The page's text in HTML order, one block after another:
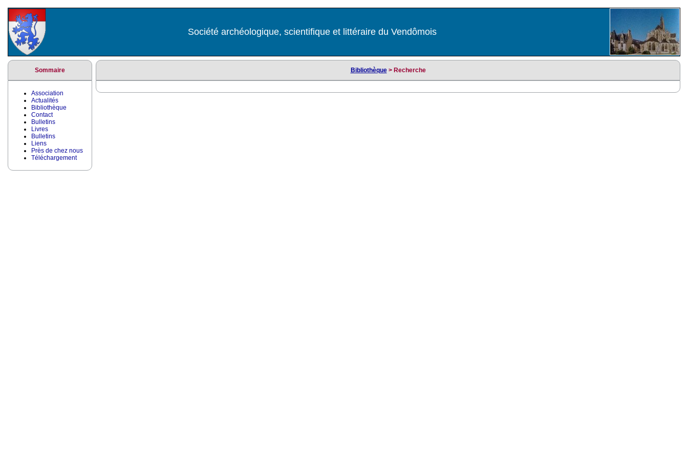
Société archéologique, scientifique et littéraire du Vendômois
Sommaire
Association
Actualités
Bibliothèque
Contact
Bulletins
Livres
Bulletins
Liens
Près de chez nous
Téléchargement
Bibliothèque> Recherche